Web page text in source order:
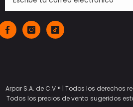
Arpar S.A. de C.V ® | Todos los derechos
Todos los precios de venta sugeridos